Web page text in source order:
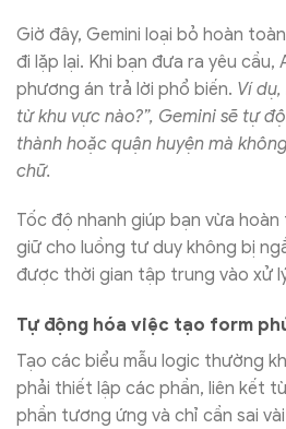
Giờ đây, Gemini loại bỏ hoàn
đi lặp lại. Khi bạn đưa ra yêu
phương án trả lời phổ biến. Ví
từ khu vực nào?”, Gemini sẽ tự
thành hoặc quận huyện mà
chữ.
Tốc độ nhanh giúp bạn vừa
giữ cho luồng tư duy không bị
được thời gian tập trung vào xử
Tự động hóa việc tạo form
Tạo các biểu mẫu logic thường
phải thiết lập các phần, liên kết
phần tương ứng và chỉ cần sai